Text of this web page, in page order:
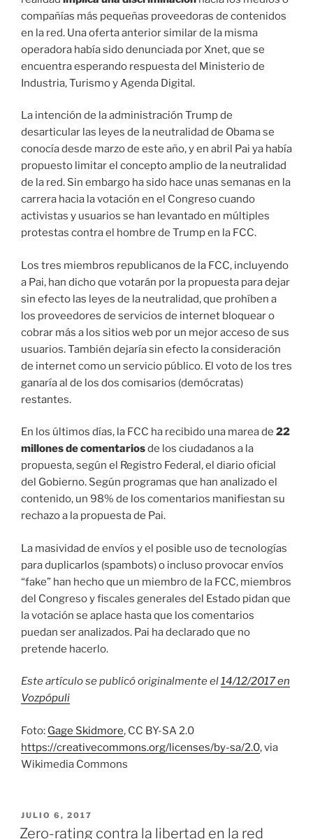
compañías más pequeñas proveedoras de contenidos
en la red. Una oferta anterior similar de la misma
operadora había sido denunciada por Xnet, que se
encuentra esperando respuesta del Ministerio de
Industria, Turismo y Agenda Digital.
La intención de la administración Trump de
desarticular las leyes de la neutralidad de Obama se
conocía desde marzo de este año, y en abril Pai ya había
propuesto limitar el concepto amplio de la neutralidad
de la red. Sin embargo ha sido hace unas semanas en la
carrera hacia la votación en el Congreso cuando
activistas y usuarios se han levantado en múltiples
protestas contra el hombre de Trump en la FCC.
Los tres miembros republicanos de la FCC, incluyendo
a Pai, han dicho que votarán por la propuesta para dejar
sin efecto las leyes de la neutralidad, que prohíben a
los proveedores de servicios de internet bloquear o
cobrar más a los sitios web por un mejor acceso de sus
usuarios. También dejaría sin efecto la consideración
de internet como un servicio público. El voto de los tres
ganaría al de los dos comisarios (demócratas)
restantes.
En los últimos días, la FCC ha recibido una marea de 22
millones de comentariosde los ciudadanos a la
propuesta, según el Registro Federal, el diario oficial
del Gobierno. Según programas que han analizado el
contenido, un 98% de los comentarios manifiestan su
rechazo a la propuesta de Pai.
La masividad de envíos y el posible uso de tecnologías
para duplicarlos (spambots) o incluso provocar envíos
“fake” han hecho que un miembro de la FCC, miembros
del Congreso y fiscales generales del Estado pidan que
la votación se aplace hasta que los comentarios
puedan ser analizados. Pai ha declarado que no
pretende hacerlo.
Este artículo se publicó originalmente el14/12/2017 en
Vozpópuli
Foto: Gage Skidmore, CC BY-SA 2.0
https://creativecommons.org/licenses/by-sa/2.0, via
Wikimedia Commons
PUBLICADO
EL
JULIO 6, 2017
Zero-rating contra la libertad en la red